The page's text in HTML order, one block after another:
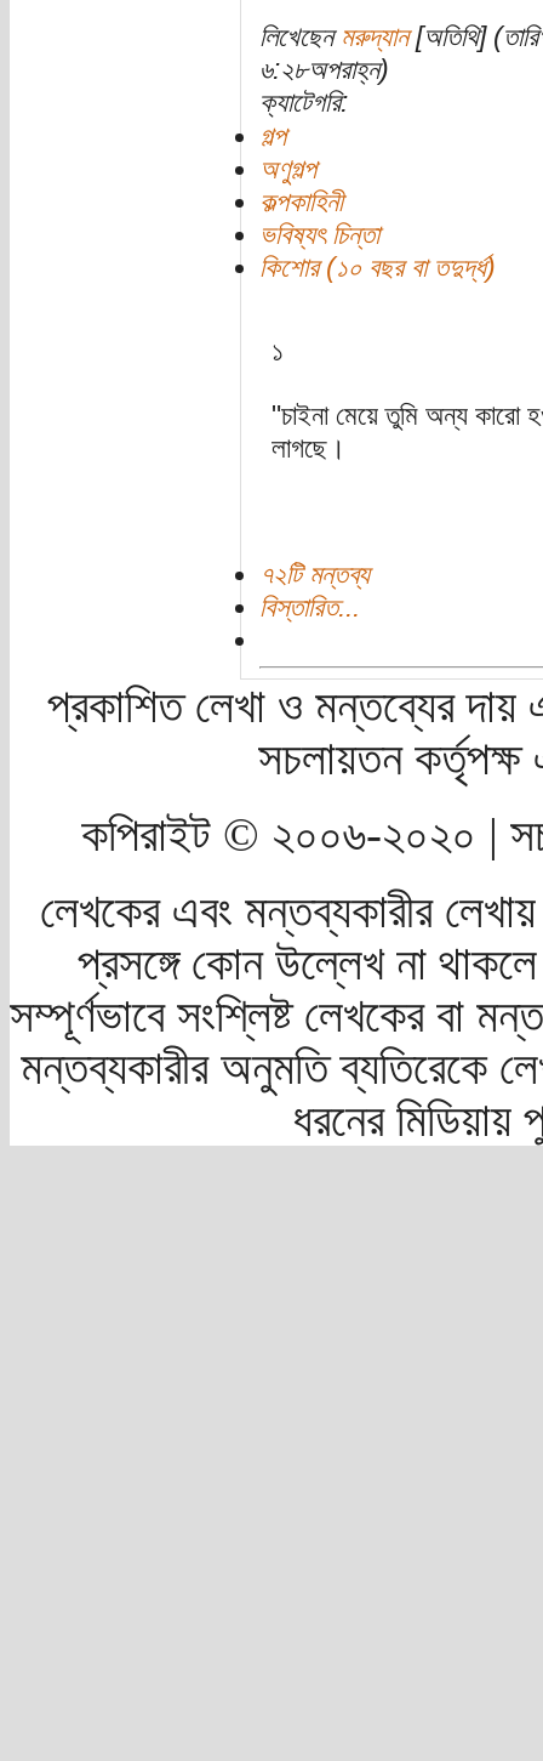
লিখেছেন মরুদ্যান[অতিথি]
৬:২৮অপরাহ্ন)
ক্যাটেগরি:
গল্প
অণুগল্প
কল্পকাহিনী
ভবিষ্যৎ চিন্তা
কিশোর (১০ বছর বা তদুর্দ্ধ)
১
"চাইনা মেয়ে তুমি অন্য কারো
লাগছে।
৭২টি মন্তব্য
বিস্তারিত...
প্রকাশিত লেখা ও মন্তব্যের দায়
সচলায়তন
কপিরাইট © ২০০৬-২০২০ |
লেখকের এবং মন্তব্যকারীর
প্রসঙ্গে কোন উল্লেখ না
সম্পূর্ণভাবে সংশ্লিষ্ট লেখকের বা
মন্তব্যকারীর অনুমতি ব্যতিরেকে
ধরনের মিডিয়ায়